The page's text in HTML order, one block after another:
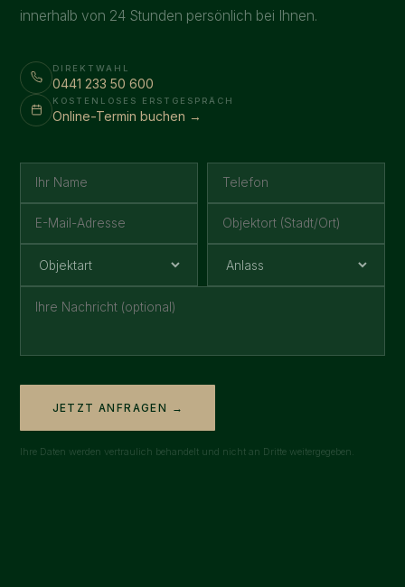
innerhalb von 24 Stunden persönlich bei Ihnen.
DIREKTWAHL
0441 233 50 600
KOSTENLOSES ERSTGESPRÄCH
Online-Termin buchen →
JETZT ANFRAGEN →
Ihre Daten werden vertraulich behandelt und nicht an Dritte weitergegeben.